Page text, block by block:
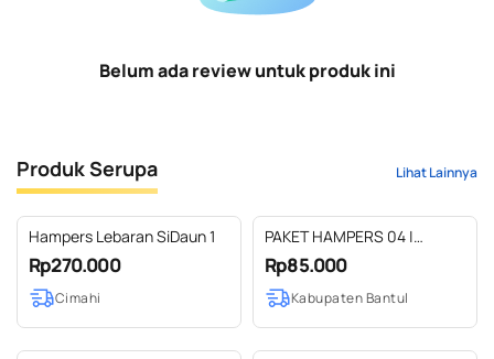
Belum ada review untuk produk ini
Produk Serupa Lihat Lainnya
Hampers Lebaran SiDaun 1
Rp270.000
Cimahi
PAKET HAMPERS 04 |
MINUMAN CANGKIR
Rp85.000
Kabupaten Bantul